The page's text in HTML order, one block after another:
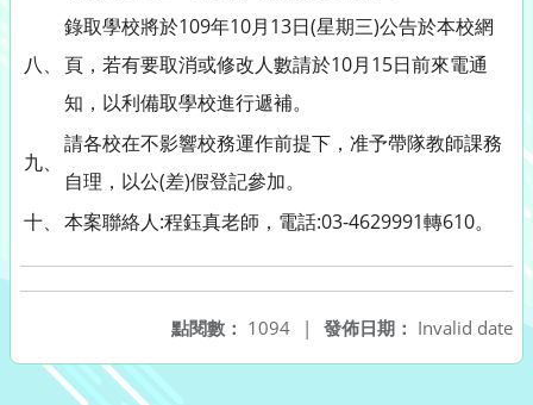
八、
錄取學校將於109年10月13日(星期三)公告於本校網
頁，若有要取消或修改人數請於10月15日前來電通
知，以利備取學校進行遞補。
九、
請各校在不影響校務運作前提下，准予帶隊教師課務
自理，以公(差)假登記參加。
十、 本案聯絡人:程鈺真老師，電話:03-4629991轉610。
發佈日期： Invalid date
點閱數： 1094 |